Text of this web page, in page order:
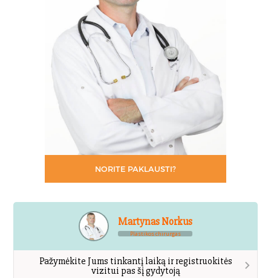
NORITE PAKLAUSTI?
Martynas Norkus
Plastikos chirurgas
Pažymėkite Jums tinkantį laiką ir registruokitės
vizitui pas šį gydytoją